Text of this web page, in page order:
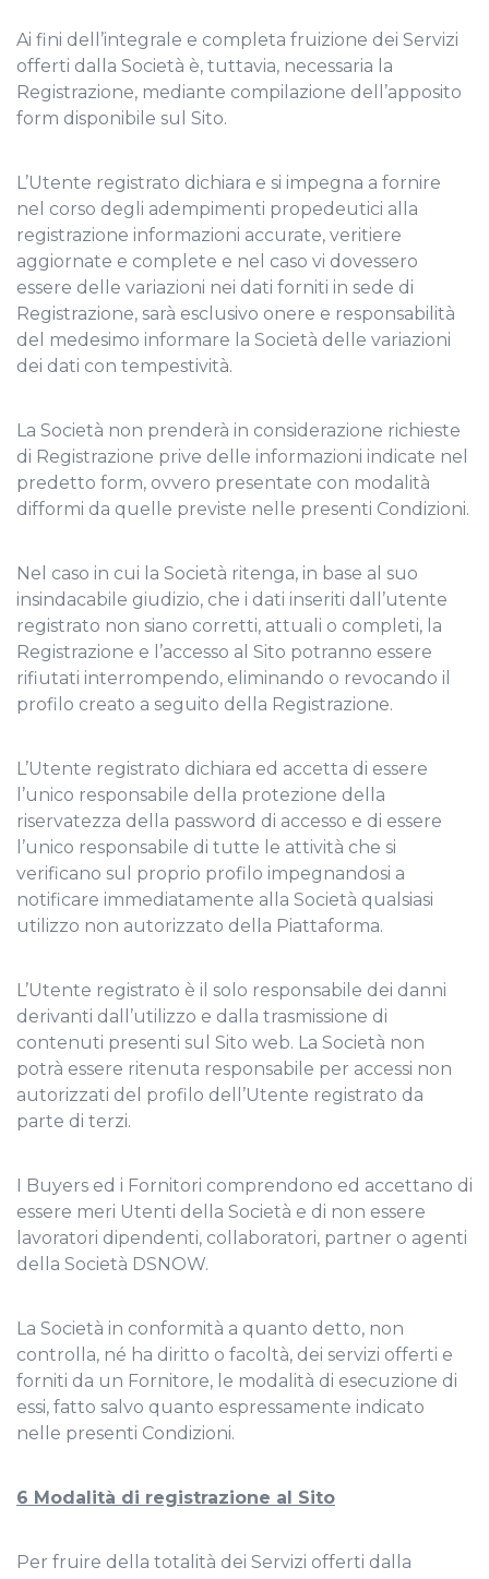
Ai fini dell’integrale e completa fruizione dei Servizi
offerti dalla Società è, tuttavia, necessaria la
Registrazione, mediante compilazione dell’apposito
form disponibile sul Sito.
L’Utente registrato dichiara e si impegna a fornire
nel corso degli adempimenti propedeutici alla
registrazione informazioni accurate, veritiere
aggiornate e complete e nel caso vi dovessero
essere delle variazioni nei dati forniti in sede di
Registrazione, sarà esclusivo onere e responsabilità
del medesimo informare la Società delle variazioni
dei dati con tempestività.
La Società non prenderà in considerazione richieste
di Registrazione prive delle informazioni indicate nel
predetto form, ovvero presentate con modalità
difformi da quelle previste nelle presenti Condizioni.
Nel caso in cui la Società ritenga, in base al suo
insindacabile giudizio, che i dati inseriti dall’utente
registrato non siano corretti, attuali o completi, la
Registrazione e l’accesso al Sito potranno essere
rifiutati interrompendo, eliminando o revocando il
profilo creato a seguito della Registrazione.
L’Utente registrato dichiara ed accetta di essere
l’unico responsabile della protezione della
riservatezza della password di accesso e di essere
l’unico responsabile di tutte le attività che si
verificano sul proprio profilo impegnandosi a
notificare immediatamente alla Società qualsiasi
utilizzo non autorizzato della Piattaforma.
L’Utente registrato è il solo responsabile dei danni
derivanti dall’utilizzo e dalla trasmissione di
contenuti presenti sul Sito web. La Società non
potrà essere ritenuta responsabile per accessi non
autorizzati del profilo dell’Utente registrato da
parte di terzi.
I Buyers ed i Fornitori comprendono ed accettano di
essere meri Utenti della Società e di non essere
lavoratori dipendenti, collaboratori, partner o agenti
della Società DSNOW.
La Società in conformità a quanto detto, non
controlla, né ha diritto o facoltà, dei servizi offerti e
forniti da un Fornitore, le modalità di esecuzione di
essi, fatto salvo quanto espressamente indicato
nelle presenti Condizioni.
6 Modalità di registrazione al Sito
Per fruire della totalità dei Servizi offerti dalla